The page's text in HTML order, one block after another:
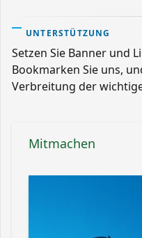
UNTERSTÜTZUNG
Setzen Sie Banner und
Bookmarken Sie uns,
Verbreitung der
Mitmachen